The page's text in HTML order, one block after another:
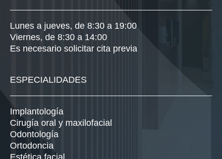
Lunes a jueves, de 8:30 a 19:00
Viernes, de 8:30 a 14:00
Es necesario solicitar cita previa
ESPECIALIDADES
Implantología
Cirugía oral y maxilofacial
Odontología
Ortodoncia